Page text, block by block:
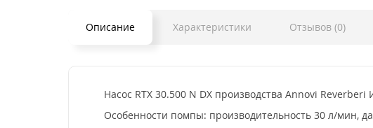
Описание Характеристики Отзывов (0)
Насос RTX 30.500 N DX производства Annovi Reverberi
Особенности помпы: производительность 30 л/мин,